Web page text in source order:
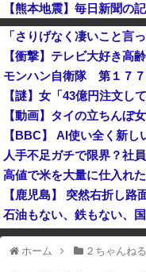
【衝撃】テレビ大好き高
モンハン自衛隊 第１７
人手不足ガチで限界？社
ホーム ２ちゃんね